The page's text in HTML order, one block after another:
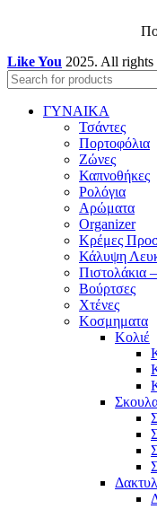
Like You 2025. All rights
ΓΥΝΑΙΚΑ
Τσάντες
Πορτοφόλια
Ζώνες
Καπνοθήκες
Ρολόγια
Αρώματα
Organizer
Κρέμες
Κάλυψη
Πιστολάκια
Βούρτσες
Χτένες
Κοσμηματα
Κολιέ